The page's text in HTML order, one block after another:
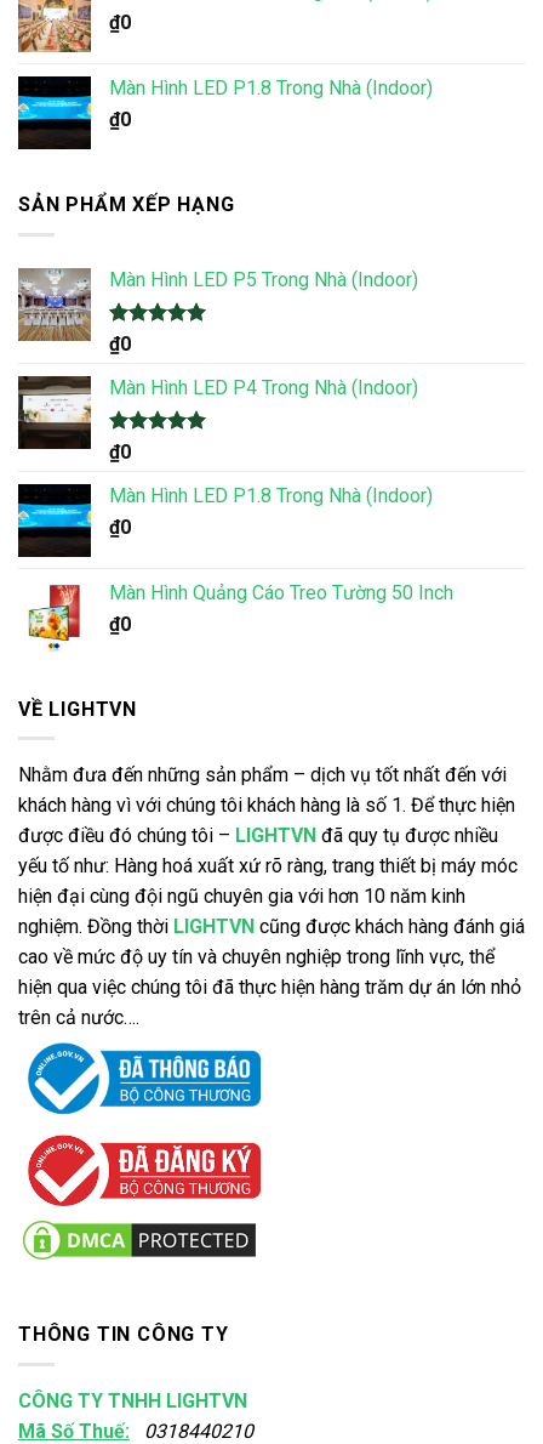
₫0
Màn Hình LED P1.8 Trong Nhà (Indoor)
₫0
SẢN PHẨM XẾP HẠNG
Màn Hình LED P5 Trong Nhà (Indoor)
Được xếp
hạng
5 sao
₫0
Màn Hình LED P4 Trong Nhà (Indoor)
Được xếp
hạng
5 sao
₫0
Màn Hình LED P1.8 Trong Nhà (Indoor)
₫0
Màn Hình Quảng Cáo Treo Tường 50 Inch
₫0
VỀ LIGHTVN
Nhằm đưa đến những sản phẩm – dịch vụ tốt nhất đến với
khách hàng vì với chúng tôi khách hàng là số 1. Để thực hiện
được điều đó chúng tôi – LIGHTVN đã quy tụ được nhiều
yếu tố như: Hàng hoá xuất xứ rõ ràng, trang thiết bị máy móc
hiện đại cùng đội ngũ chuyên gia với hơn 10 năm kinh
nghiệm. Đồng thời LIGHTVN cũng được khách hàng đánh giá
cao về mức độ uy tín và chuyên nghiệp trong lĩnh vực, thể
hiện qua việc chúng tôi đã thực hiện hàng trăm dự án lớn nhỏ
trên cả nước….
THÔNG TIN CÔNG TY
CÔNG TY TNHH LIGHTVN
Mã Số Thuế: 0318440210